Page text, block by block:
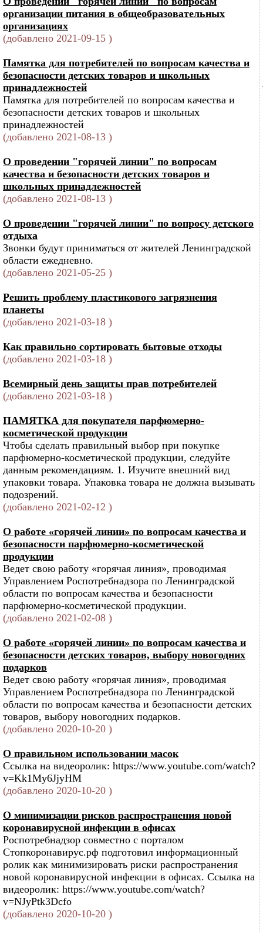
организации питания в общеобразовательных
организациях
(добавлено 2021-09-15 )
Памятка для потребителей по вопросам качества и
безопасности детских товаров и школьных
принадлежностей
Памятка для потребителей по вопросам качества и
безопасности детских товаров и школьных
принадлежностей
(добавлено 2021-08-13 )
О проведении "горячей линии" по вопросам
качества и безопасности детских товаров и
школьных принадлежностей
(добавлено 2021-08-13 )
О проведении "горячей линии" по вопросу детского
отдыха
Звонки будут приниматься от жителей Ленинградской
области ежедневно.
(добавлено 2021-05-25 )
Решить проблему пластикового загрязнения
планеты
(добавлено 2021-03-18 )
Как правильно сортировать бытовые отходы
(добавлено 2021-03-18 )
Всемирный день защиты прав потребителей
(добавлено 2021-03-18 )
ПАМЯТКА для покупателя парфюмерно-
косметической продукции
Чтобы сделать правильный выбор при покупке
парфюмерно-косметической продукции, следуйте
данным рекомендациям. 1. Изучите внешний вид
упаковки товара. Упаковка товара не должна вызывать
подозрений.
(добавлено 2021-02-12 )
О работе «горячей линии» по вопросам качества и
безопасности парфюмерно-косметической
продукции
Ведет свою работу «горячая линия», проводимая
Управлением Роспотребнадзора по Ленинградской
области по вопросам качества и безопасности
парфюмерно-косметической продукции.
(добавлено 2021-02-08 )
О работе «горячей линии» по вопросам качества и
безопасности детских товаров, выбору новогодних
подарков
Ведет свою работу «горячая линия», проводимая
Управлением Роспотребнадзора по Ленинградской
области по вопросам качества и безопасности детских
товаров, выбору новогодних подарков.
(добавлено 2020-10-20 )
О правильном использовании масок
Ссылка на видеоролик: https://www.youtube.com/watch?
v=Kk1My6JjyHM
(добавлено 2020-10-20 )
О минимизации рисков распространения новой
коронавирусной инфекции в офисах
Роспотребнадзор совместно с порталом
Стопкоронавирус.рф подготовил информационный
ролик как минимизировать риски распространения
новой коронавирусной инфекции в офисах. Ссылка на
видеоролик: https://www.youtube.com/watch?
v=NJyPtk3Dcfo
(добавлено 2020-10-20 )